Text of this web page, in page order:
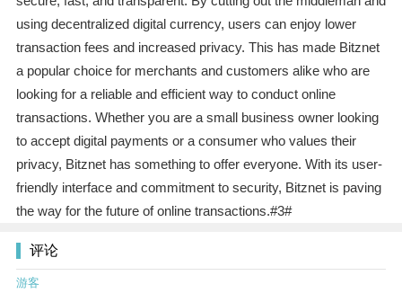
using decentralized digital currency, users can enjoy lower
transaction fees and increased privacy. This has made Bitznet
a popular choice for merchants and customers alike who are
looking for a reliable and efficient way to conduct online
transactions. Whether you are a small business owner looking
to accept digital payments or a consumer who values their
privacy, Bitznet has something to offer everyone. With its user-
friendly interface and commitment to security, Bitznet is paving
the way for the future of online transactions.#3#
评论
游客